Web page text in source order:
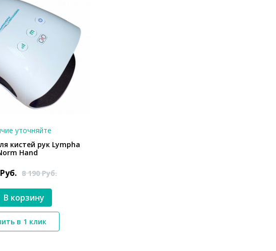
*}
уточняйте
кистей рук Lympha
Hand
Руб. 8 190Руб.
В корзину
в 1 клик